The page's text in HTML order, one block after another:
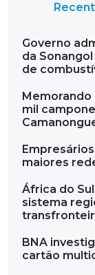
Governo
da
de
mil
maiores
África do
sistema
BNA
cartão